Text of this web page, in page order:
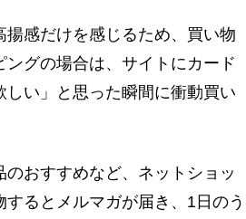
感だけを感じるため、買い物
グの場合は、サイトにカード
い」と思った瞬間に衝動買い
のおすすめなど、ネットショッ
るとメルマガが届き、1日のう